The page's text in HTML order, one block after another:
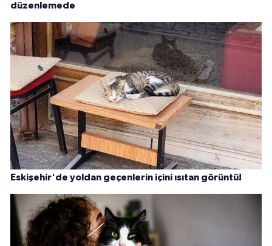
düzenlemede
Eskişehir'de yoldan geçenlerin içini ısıtan görüntü!